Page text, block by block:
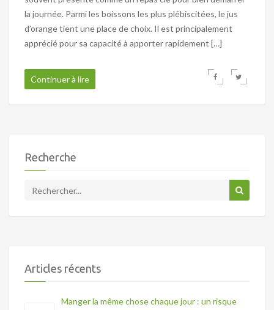
la journée. Parmi les boissons les plus plébiscitées, le jus
d’orange tient une place de choix. Il est principalement
apprécié pour sa capacité à apporter rapidement […]
Continuer à lire
Recherche
Articles récents
Manger la même chose chaque jour : un risque